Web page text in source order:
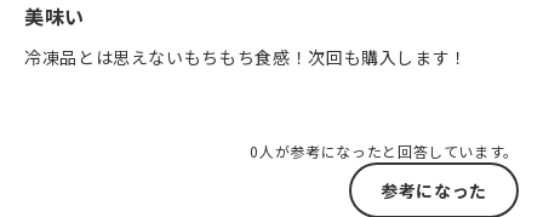
美味い
冷凍品とは思えないもちもち食感！次回も購入します！
0人が参考になったと回答しています。
参考になった